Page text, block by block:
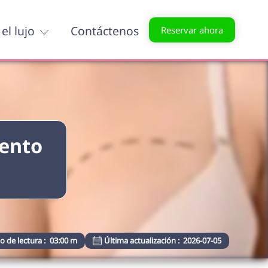
lujo Contáctenos Reservar ahora
de lectura : 03:00 m Última actualización : 2026-07-05